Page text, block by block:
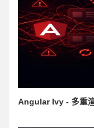
Angular Ivy - 多重